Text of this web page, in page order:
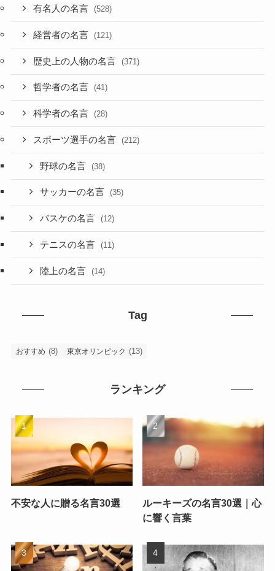
有名人の名言 (528)
経営者の名言 (121)
歴史上の人物の名言 (371)
哲学者の名言 (41)
科学者の名言 (28)
スポーツ選手の名言 (212)
野球の名言 (38)
サッカーの名言 (35)
バスケの名言 (12)
テニスの名言 (11)
陸上の名言 (14)
Tag
おすすめ (8) 東京オリンピック (13)
ランキング
不安な人に贈る名言30選
ルーキーズの名言30選｜心
に響く言葉